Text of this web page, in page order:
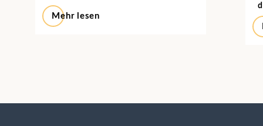
Mehr lesen